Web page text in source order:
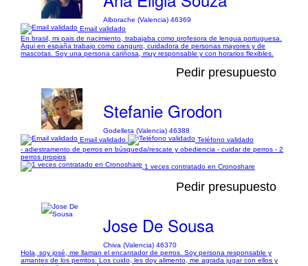
Alborache (Valencia) 46369
Email validado
En brasil, mi pais de nacimiento, trabajaba como profesora de lengua portuguesa.
Aqui en españa trabajo como canguro, cuidadora de personas mayores y de
mascotas. Soy una persona cariñosa, muy responsable y con horarios flexibles.
Pedir presupuesto
Stefanie Grodon
Godelleta (Valencia) 46388
Email validado
Teléfono validado
- adiestramento de perros en búsqueda/rescate y obediencia - cuidar de perros - 2
perros propios
1 veces contratado en Cronoshare
Pedir presupuesto
Jose De Sousa
Chiva (Valencia) 46370
Hola, soy josé, me llaman el encantador de perros. Soy persona responsable y
amantes de los perritos. Los cuido, les doy alimento, me agrada jugar con ellos y